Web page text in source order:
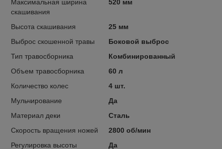
Максимальная ширина
скашивания
520 мм
Высота скашивания
25 мм
Выброс скошенной травы
Боковой выброс
Тип травосборника
Комбинированный
Объем травосборника
60 л
Количество колес
4 шт.
Мульчирование
Да
Материал деки
Сталь
Скорость вращения ножей
2800 об/мин
Регулировка высоты
Да